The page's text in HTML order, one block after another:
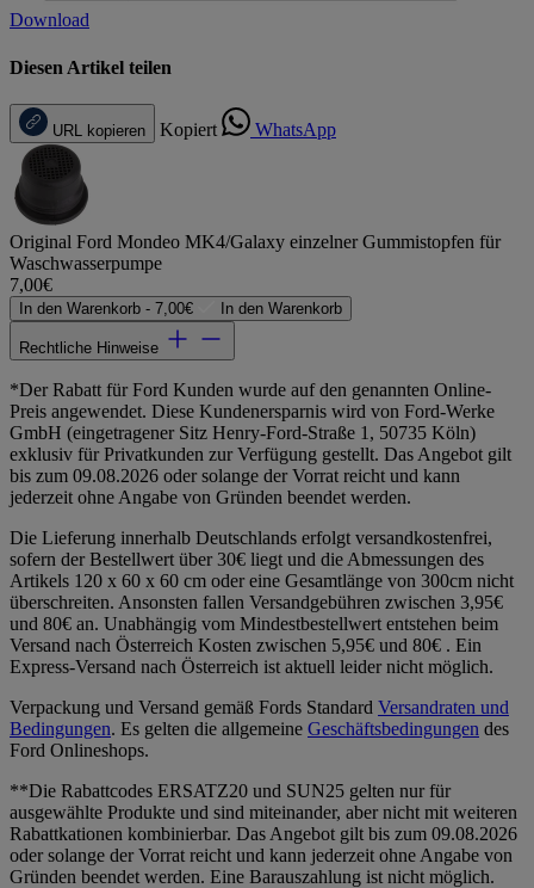
Download
Diesen Artikel teilen
URL kopieren Kopiert WhatsApp
Original Ford Mondeo MK4/Galaxy einzelner Gummistopfen für
Waschwasserpumpe
7,00€
In den Warenkorb - 7,00€ In den Warenkorb
Rechtliche Hinweise
*Der Rabatt für Ford Kunden wurde auf den genannten Online-
Preis angewendet. Diese Kundenersparnis wird von Ford-Werke
GmbH (eingetragener Sitz Henry-Ford-Straße 1, 50735 Köln)
exklusiv für Privatkunden zur Verfügung gestellt. Das Angebot gilt
bis zum 09.08.2026 oder solange der Vorrat reicht und kann
jederzeit ohne Angabe von Gründen beendet werden.
Die Lieferung innerhalb Deutschlands erfolgt versandkostenfrei,
sofern der Bestellwert über 30€ liegt und die Abmessungen des
Artikels 120 x 60 x 60 cm oder eine Gesamtlänge von 300cm nicht
überschreiten. Ansonsten fallen Versandgebühren zwischen 3,95€
und 80€ an. Unabhängig vom Mindestbestellwert entstehen beim
Versand nach Österreich Kosten zwischen 5,95€ und 80€ . Ein
Express-Versand nach Österreich ist aktuell leider nicht möglich.
Verpackung und Versand gemäß Fords Standard Versandraten und
Bedingungen. Es gelten die allgemeine Geschäftsbedingungen des
Ford Onlineshops.
**Die Rabattcodes ERSATZ20 und SUN25 gelten nur für
ausgewählte Produkte und sind miteinander, aber nicht mit weiteren
Rabattkationen kombinierbar. Das Angebot gilt bis zum 09.08.2026
oder solange der Vorrat reicht und kann jederzeit ohne Angabe von
Gründen beendet werden. Eine Barauszahlung ist nicht möglich.